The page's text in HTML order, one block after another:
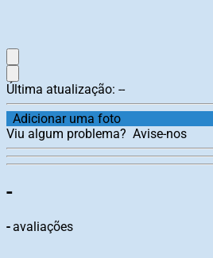
Última atualização: --
Adicionar uma foto
Viu algum problema? Avise-nos
-
-avaliações